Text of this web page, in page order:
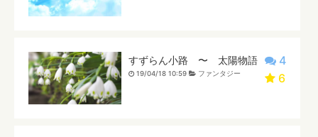
4
6
すずらん小路 〜 太陽物語
19/04/18 10:59 ファンタジー